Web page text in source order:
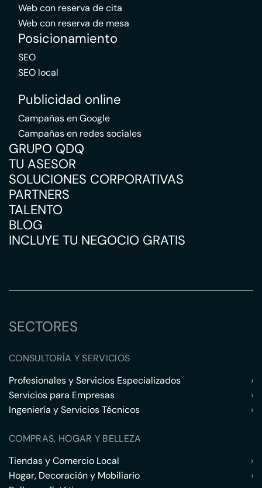
Web con reserva de cita
Web con reserva de mesa
Posicionamiento
SEO
SEO local
Publicidad online
Campañas en Google
Campañas en redes sociales
GRUPO QDQ
TU ASESOR
SOLUCIONES CORPORATIVAS
PARTNERS
TALENTO
BLOG
INCLUYE TU NEGOCIO GRATIS
SECTORES
CONSULTORÍA Y SERVICIOS
Profesionales y Servicios Especializados
›
Servicios para Empresas
›
Ingeniería y Servicios Técnicos
›
COMPRAS, HOGAR Y BELLEZA
Tiendas y Comercio Local
›
Hogar, Decoración y Mobiliario
›